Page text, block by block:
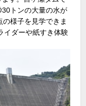
トンの大量の水が
様子を見学できま
イダーや紙すき体験